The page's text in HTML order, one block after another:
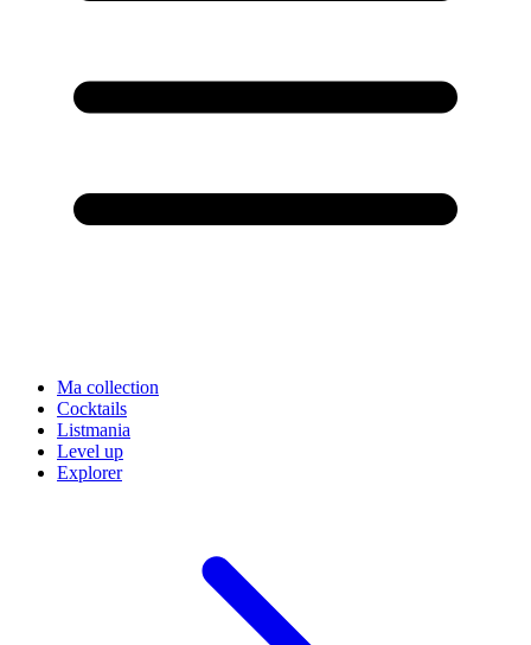
Ma collection
Cocktails
Listmania
Level up
Explorer